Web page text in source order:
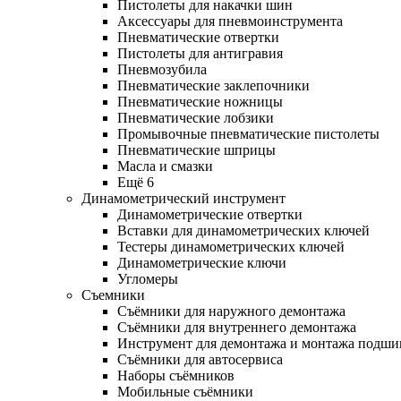
Пистолеты для накачки шин
Аксессуары для пневмоинструмента
Пневматические отвертки
Пистолеты для антигравия
Пневмозубила
Пневматические заклепочники
Пневматические ножницы
Пневматические лобзики
Промывочные пневматические пистолеты
Пневматические шприцы
Масла и смазки
Ещё 6
Динамометрический инструмент
Динамометрические отвертки
Вставки для динамометрических ключей
Тестеры динамометрических ключей
Динамометрические ключи
Угломеры
Съемники
Съёмники для наружного демонтажа
Съёмники для внутреннего демонтажа
Инструмент для демонтажа и монтажа
Съёмники для автосервиса
Наборы съёмников
Мобильные съёмники